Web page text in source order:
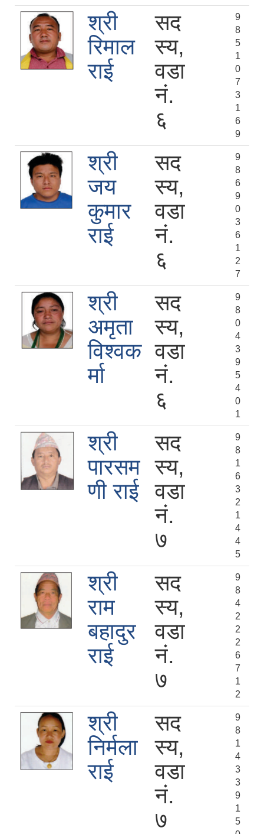
श्री
रिमाल
राई
सद
स्य,
वडा
नं.
६
9
8
5
1
0
7
3
1
6
9
श्री
जय
कुमार
राई
सद
स्य,
वडा
नं.
६
9
8
6
9
0
3
6
1
2
7
श्री
अमृता
विश्वक
र्मा
सद
स्य,
वडा
नं.
६
9
8
0
4
3
9
5
4
0
1
श्री
पारसम
णी राई
सद
स्य,
वडा
नं.
७
9
8
1
6
3
2
1
4
4
5
श्री
राम
बहादुर
राई
सद
स्य,
वडा
नं.
७
9
8
4
2
2
2
6
7
1
2
श्री
निर्मला
राई
सद
स्य,
वडा
नं.
७
9
8
1
4
3
3
9
1
5